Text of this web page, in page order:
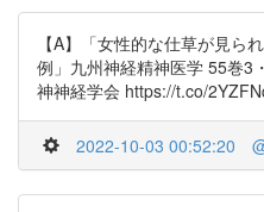
【A】「女性的な仕草が見ら
例」九州神経精神医学 55巻3
神神経学会 https://t.co/
2022-10-03 00:52:20